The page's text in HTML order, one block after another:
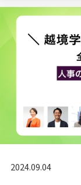
2024.09.04